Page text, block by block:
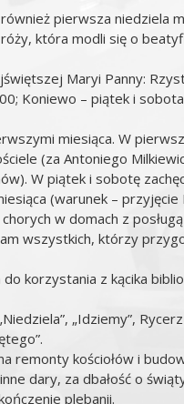
pierwsza niedziela
która modli się o
Maryi Panny:
Koniewo – piątek i
miesiąca. W
(za Antoniego
W piątek i sobotę
(warunek –
w domach z
wszystkich, którzy
do korzystania z kącika
„Idziemy”,
remonty kościołów i
dary, za dbałość o
plebanii.